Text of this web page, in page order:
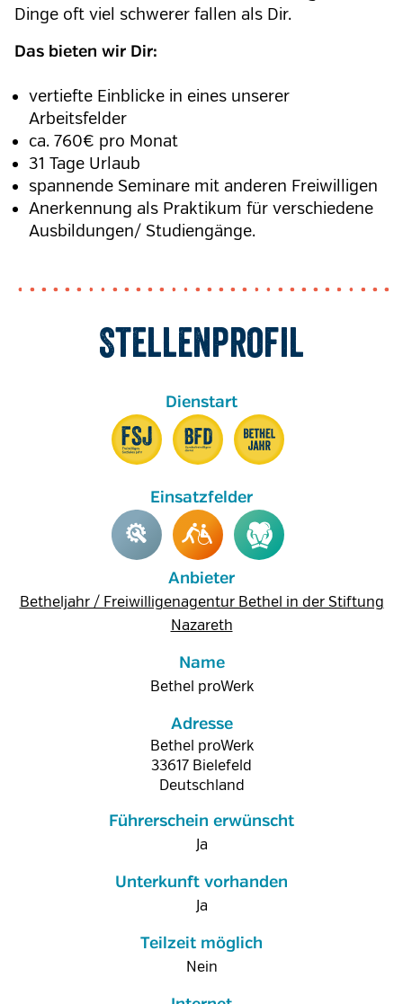
Dinge oft viel schwerer fallen als Dir.
Das bieten wir Dir:
vertiefte Einblicke in eines unserer
Arbeitsfelder
ca. 760€ pro Monat
31 Tage Urlaub
spannende Seminare mit anderen Freiwilligen
Anerkennung als Praktikum für verschiedene
Ausbildungen/ Studiengänge.
Stellenprofil
Anbieter
Betheljahr / Freiwilligenagentur Bethel in der Stiftung
Nazareth
Name
Bethel proWerk
Adresse
Bethel proWerk
33617 Bielefeld
Deutschland
Führerschein erwünscht
Ja
Unterkunft vorhanden
Ja
Teilzeit möglich
Nein